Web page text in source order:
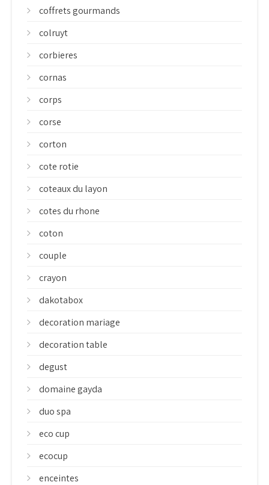
coffrets gourmands
colruyt
corbieres
cornas
corps
corse
corton
cote rotie
coteaux du layon
cotes du rhone
coton
couple
crayon
dakotabox
decoration mariage
decoration table
degust
domaine gayda
duo spa
eco cup
ecocup
enceintes